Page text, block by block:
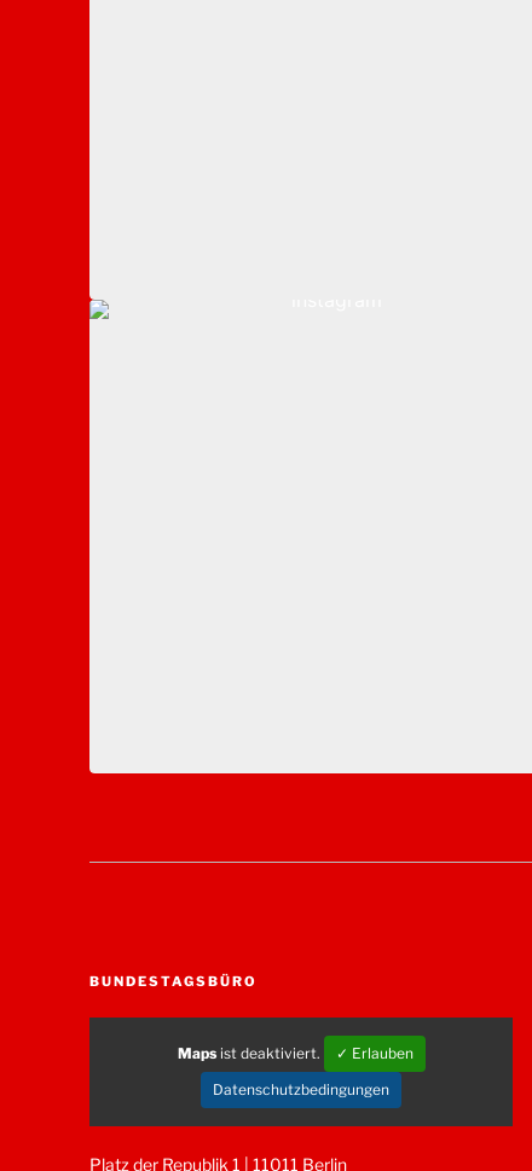
BUNDESTAGSBÜRO
Mapsist deaktiviert.
✓ Erlauben
Datenschutzbedingungen
Platz der Republik 1 | 11011 Berlin